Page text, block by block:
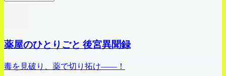
薬屋のひとりごと 後宮異聞録
毒を見破り、薬で切り拓け――！